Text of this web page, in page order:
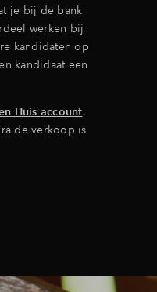
je bij de bank
werken bij
kandidaten op
kandidaat een
Huis account.
de verkoop is